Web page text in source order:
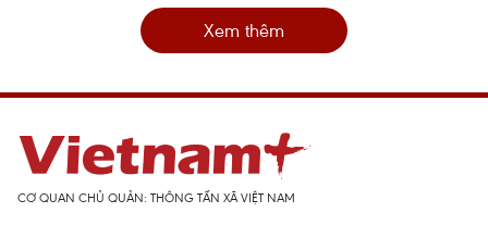
Xem thêm
CƠ QUAN CHỦ QUẢN: THÔNG TẤN XÃ VIỆT NAM